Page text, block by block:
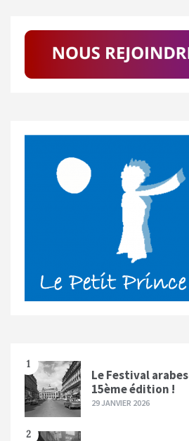
1
Le Festival
15ème édition !
29 JANVIER 2026
2